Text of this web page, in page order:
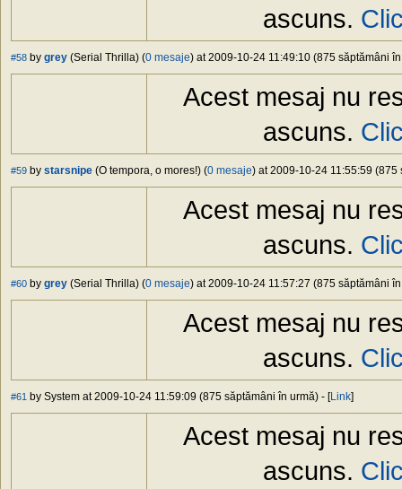
ascuns.
#58 by grey (Serial Thrilla) (0 mesaje) at 2009-10-24 11:49:10 (875 săptămâni
Acest mesaj nu
ascuns.
#59 by starsnipe (O tempora, o mores!) (0 mesaje) at 2009-10-24 11:55:59 (875
Acest mesaj nu
ascuns.
#60 by grey (Serial Thrilla) (0 mesaje) at 2009-10-24 11:57:27 (875 săptămâni
Acest mesaj nu
ascuns.
#61 by System at 2009-10-24 11:59:09 (875 săptămâni în urmă) - [Link]
Acest mesaj nu
ascuns.